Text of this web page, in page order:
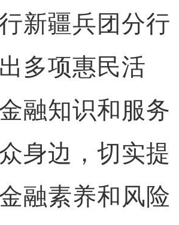
新疆兵团分行
多项惠民活
融知识和服务
身边，切实提
融素养和风险